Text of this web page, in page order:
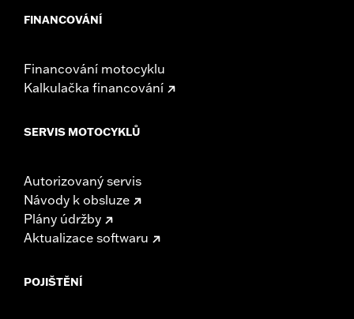
FINANCOVÁNÍ
Financování motocyklu
Kalkulačka financování
SERVIS MOTOCYKLŮ
Autorizovaný servis
Návody k obsluze
Plány údržby
Aktualizace softwaru
POJIŠTĚNÍ